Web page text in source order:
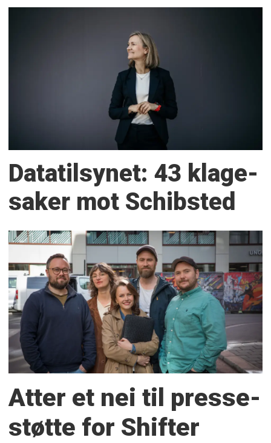
Datatilsynet: 43 klage­
saker mot Schibsted
Atter et nei til presse­
støtte for Shifter